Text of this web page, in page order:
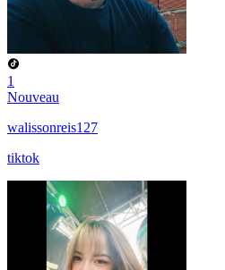
1
Nouveau
walissonreis127
tiktok